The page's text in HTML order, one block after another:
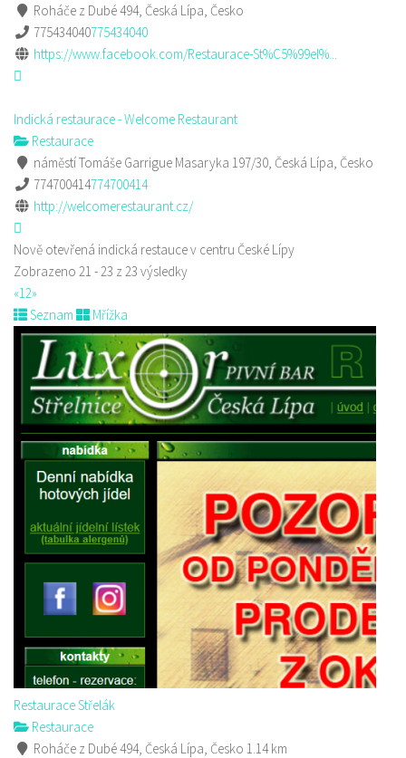
Roháče z Dubé 494, Česká Lípa, Česko
775434040775434040
https://www.facebook.com/Restaurace-St%C5%99el%...
Indická restaurace - Welcome Restaurant
Restaurace
náměstí Tomáše Garrigue Masaryka 197/30, Česká Lípa, Česko
774700414774700414
http://welcomerestaurant.cz/
Nově otevřená indická restauce v centru České Lípy
Zobrazeno 21 - 23 z 23 výsledky
«12»
Seznam
Mřížka
Restaurace Střelák
Restaurace
Roháče z Dubé 494, Česká Lípa, Česko 1.14 km